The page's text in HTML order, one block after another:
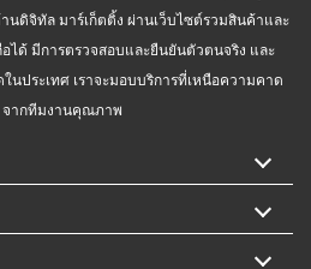
ดิจิทัล มาร์เก็ตติ้ง ผ่านเว็บไซต์รวมสินค้าและ
ได้ มีการตรวจสอบและยืนยันตัวตนจริง และ
ประเทศ เราจะมอบบริการที่เหนือความคาด
ากทีมงานคุณภาพ